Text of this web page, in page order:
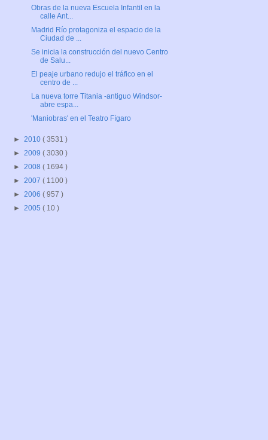
Obras de la nueva Escuela Infantil en la
calle Ant...
Madrid Río protagoniza el espacio de la
Ciudad de ...
Se inicia la construcción del nuevo Centro
de Salu...
El peaje urbano redujo el tráfico en el
centro de ...
La nueva torre Titania -antiguo Windsor-
abre espa...
'Maniobras' en el Teatro Fígaro
► 2010 ( 3531 )
► 2009 ( 3030 )
► 2008 ( 1694 )
► 2007 ( 1100 )
► 2006 ( 957 )
► 2005 ( 10 )